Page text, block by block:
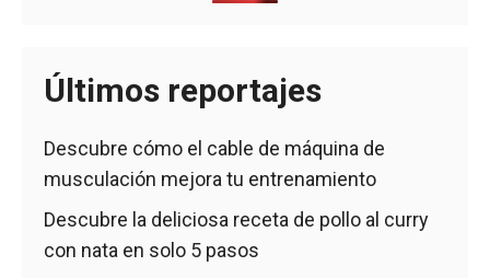
Últimos reportajes
Descubre cómo el cable de máquina de
musculación mejora tu entrenamiento
Descubre la deliciosa receta de pollo al curry
con nata en solo 5 pasos